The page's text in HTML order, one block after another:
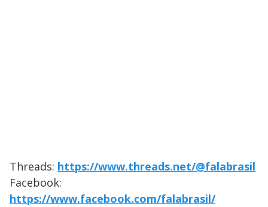
Threads: https://www.threads.net/@falabrasil
Facebook:
https://www.facebook.com/falabrasil/